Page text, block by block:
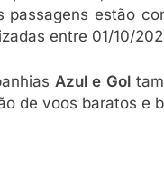
estão
entre 01/10/
Azul e Gol
de voos baratos e